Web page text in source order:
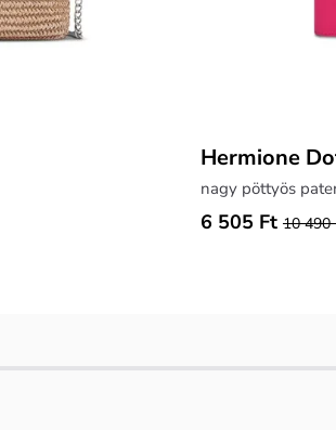
Hermione
nagy pöttyös
6 505 Ft 10 490